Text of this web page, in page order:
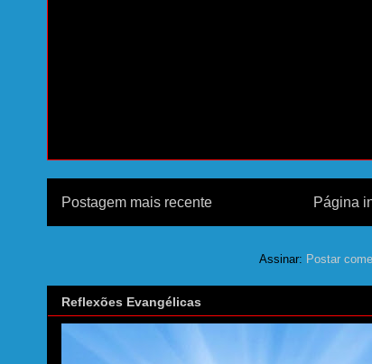
Postagem mais recente Página
Assinar: Postar
Reflexões Evangélicas